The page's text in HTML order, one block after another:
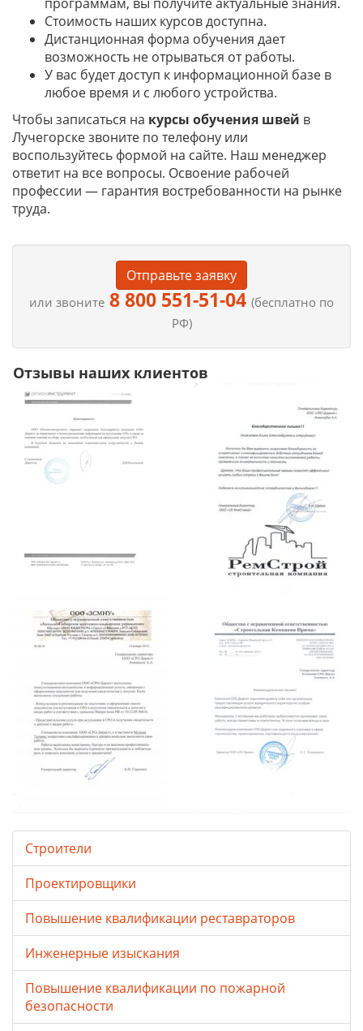
Стоимость наших курсов доступна.
Дистанционная форма обучения дает
возможность не отрываться от работы.
У вас будет доступ к информационной базе в
любое время и с любого устройства.
Чтобы записаться на курсы обучения швей в
Лучегорске звоните по телефону или
воспользуйтесь формой на сайте. Наш менеджер
ответит на все вопросы. Освоение рабочей
профессии — гарантия востребованности на рынке
труда.
Отправьте заявку
или звоните 8 800 551-51-04 (бесплатно по
РФ)
Отзывы наших клиентов
Строители
Проектировщики
Повышение квалификации реставраторов
Инженерные изыскания
Повышение квалификации по пожарной
безопасности